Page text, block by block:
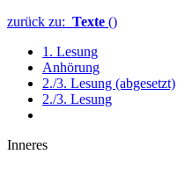
zurück zu: Texte ()
1. Lesung
Anhörung
2./3. Lesung (abgesetzt)
2./3. Lesung
Inneres